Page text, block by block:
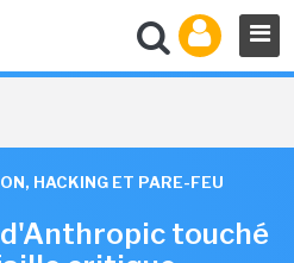
HACKING ET PARE-FEU
touché